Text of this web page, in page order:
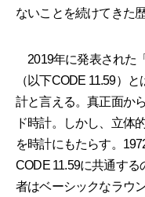
ないことを続けてきた
2019年に発表された
（以下CODE 11.59）
計と言える。真正面か
ド時計。しかし、立体
を時計にもたらす。
CODE 11.59に共通す
者はベーシックなラウ